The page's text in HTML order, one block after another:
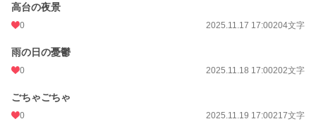
高台の夜景
0 2025.11.17 17:00204文字
雨の日の憂鬱
0 2025.11.18 17:00202文字
ごちゃごちゃ
0 2025.11.19 17:00217文字